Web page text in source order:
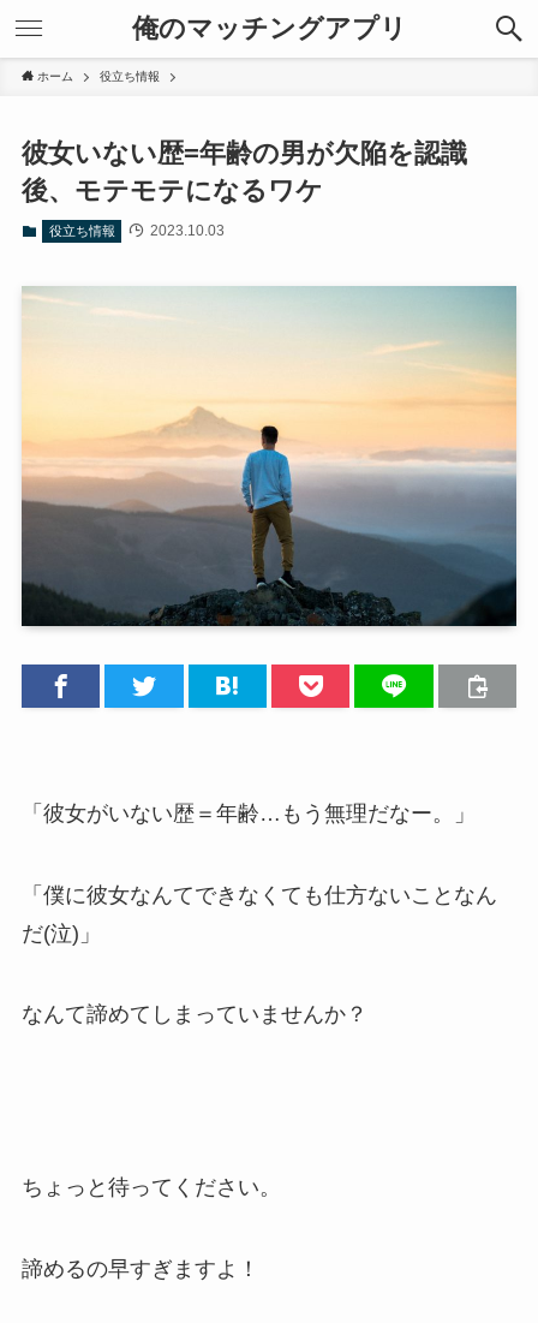
俺のマッチングアプリ
ホーム 役立ち情報
彼女いない歴=年齢の男が欠陥を認識
後、モテモテになるワケ
役立ち情報 2023.10.03
「彼女がいない歴＝年齢…もう無理だなー。」
「僕に彼女なんてできなくても仕方ないことなん
だ(泣)」
なんて諦めてしまっていませんか？
ちょっと待ってください。
諦めるの早すぎますよ！